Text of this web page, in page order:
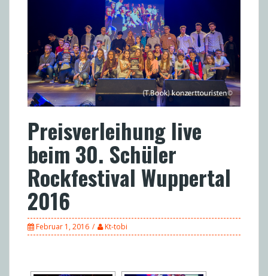
Preisverleihung live
beim 30. Schüler
Rockfestival Wuppertal
2016
Februar 1, 2016 Kt-tobi